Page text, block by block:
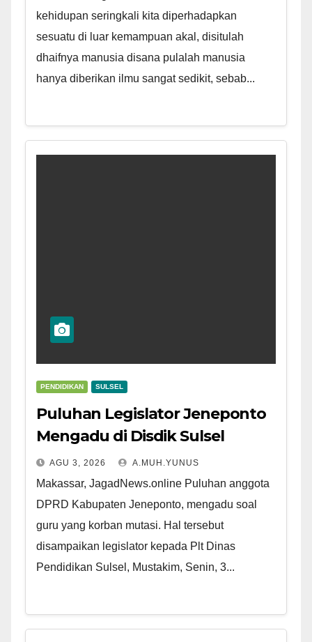
kehidupan seringkali kita diperhadapkan
sesuatu di luar kemampuan akal, disitulah
dhaifnya manusia disana pulalah manusia
hanya diberikan ilmu sangat sedikit, sebab...
PENDIDIKAN SULSEL
Puluhan Legislator Jeneponto
Mengadu di Disdik Sulsel
AGU 3, 2026 A.MUH.YUNUS
Makassar, JagadNews.online Puluhan anggota
DPRD Kabupaten Jeneponto, mengadu soal
guru yang korban mutasi. Hal tersebut
disampaikan legislator kepada Plt Dinas
Pendidikan Sulsel, Mustakim, Senin, 3...